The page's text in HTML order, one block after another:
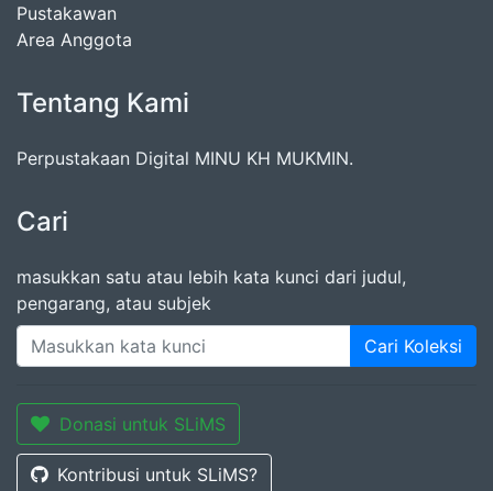
Pustakawan
Area Anggota
Tentang Kami
Perpustakaan Digital MINU KH MUKMIN.
Cari
masukkan satu atau lebih kata kunci dari judul,
pengarang, atau subjek
Cari Koleksi
Donasi untuk SLiMS
Kontribusi untuk SLiMS?